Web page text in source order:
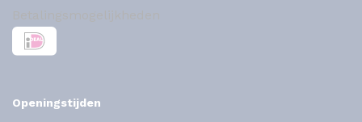
Openingstijden